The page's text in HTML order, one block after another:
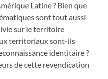
Latine ? Bien que
sont tout aussi
sur le territoire
territoriaux sont-ils
identitaire ?
de cette revendication